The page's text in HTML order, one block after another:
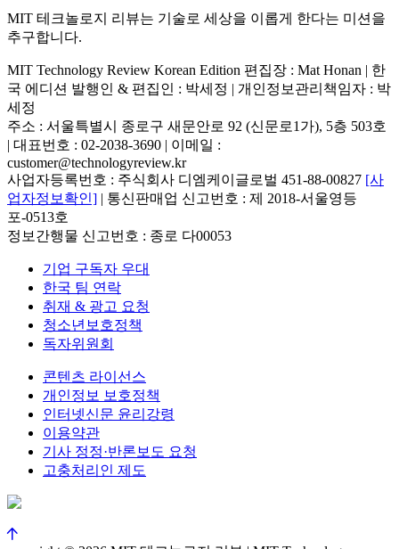
MIT 테크놀로지 리뷰는 기술로 세상을 이롭게 한다는 미션을
추구합니다.
MIT Technology Review Korean Edition 편집장 : Mat Honan | 한
국 에디션 발행인 & 편집인 : 박세정 | 개인정보관리책임자 : 박
세정
주소 : 서울특별시 종로구 새문안로 92 (신문로1가), 5층 503호
| 대표번호 : 02-2038-3690 | 이메일 :
customer@technologyreview.kr
사업자등록번호 : 주식회사 디엠케이글로벌 451-88-00827 [사
업자정보확인] | 통신판매업 신고번호 : 제 2018-서울영등
포-0513호
정보간행물 신고번호 : 종로 다00053
기업 구독자 우대
한국 팀 연락
취재 & 광고 요청
청소년보호정책
독자위원회
콘텐츠 라이선스
개인정보 보호정책
인터넷신문 윤리강령
이용약관
기사 정정·반론보도 요청
고충처리인 제도